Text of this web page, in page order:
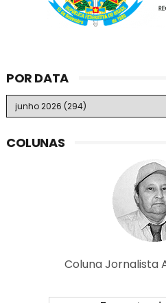
POR DATA
COLUNAS
Coluna Jornalista